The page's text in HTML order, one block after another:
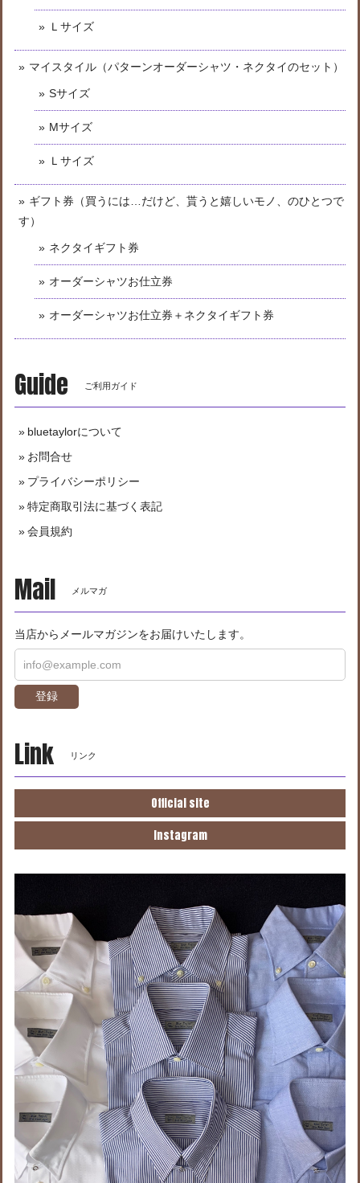
Ｌサイズ
マイスタイル（パターンオーダーシャツ・ネクタイのセット）
Sサイズ
Mサイズ
Ｌサイズ
ギフト券（買うには…だけど、貰うと嬉しいモノ、のひとつで
す）
ネクタイギフト券
オーダーシャツお仕立券
オーダーシャツお仕立券＋ネクタイギフト券
Guide ご利用ガイド
bluetaylorについて
お問合せ
プライバシーポリシー
特定商取引法に基づく表記
会員規約
Mail メルマガ
当店からメールマガジンをお届けいたします。
登録
Link リンク
Official site
Instagram